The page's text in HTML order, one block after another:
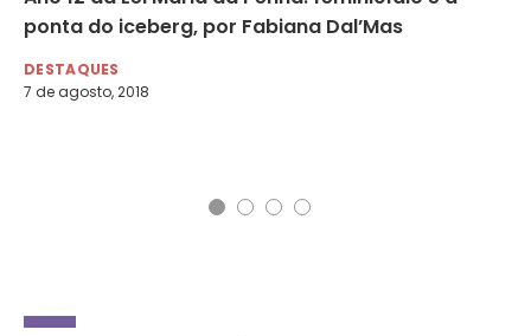
ponta do iceberg, por Fabiana Dal’Mas
DESTAQUES
7 de agosto, 2018